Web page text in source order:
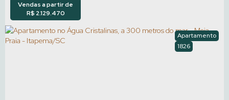
R$ 2.129.470
Vendas a partir de
1826
Apartamento